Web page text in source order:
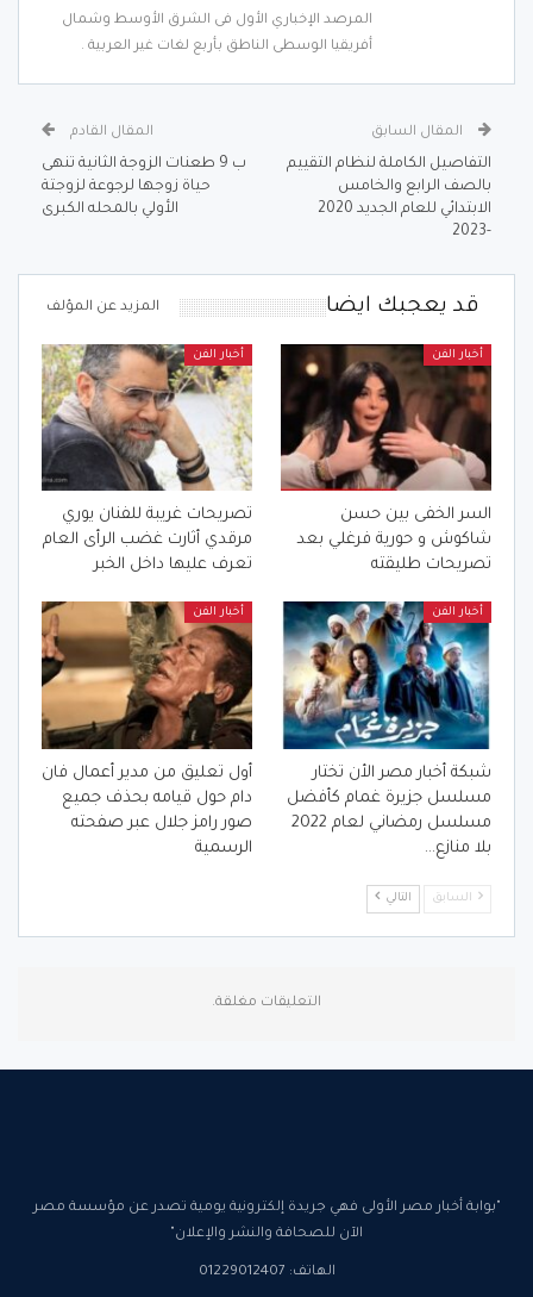
المرصد الإخباري الأول فى الشرق الأوسط وشمال
أفريقيا الوسطى الناطق بأربع لغات غير العربية .
المقال السابق
التفاصيل الكاملة لنظام التقييم
بالصف الرابع والخامس
الابتدائي للعام الجديد 2020
-2023
المقال القادم
ب 9 طعنات الزوجة الثانية تنهى
حياة زوجها لرجوعة لزوجتة
الأولي بالمحله الكبرى
قد يعجبك ايضا المزيد عن المؤلف
أخبار الفن
السر الخفى بين حسن
شاكوش و حورية فرغلي بعد
تصريحات طليقته
أخبار الفن
تصريحات غريبة للفنان يوري
مرقدي أثارت غضب الرأى العام
تعرف عليها داخل الخبر
أخبار الفن
شبكة أخبار مصر الأن تختار
مسلسل جزيرة غمام كأفضل
مسلسل رمضاني لعام 2022
بلا منازع…
أخبار الفن
أول تعليق من مدير أعمال فان
دام حول قيامه بحذف جميع
صور رامز جلال عبر صفحته
الرسمية
السابق التالي
التعليقات مغلقة.
"بوابة أخبار مصر الأولى فهي جريدة إلكترونية يومية تصدر عن مؤسسة مصر
الآن للصحافة والنشر والإعلان"
الهاتف: 01229012407